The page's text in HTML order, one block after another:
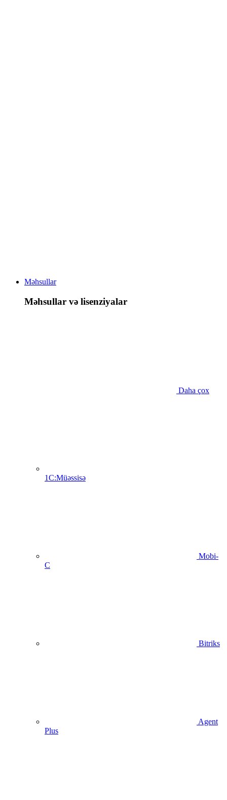
Məhsullar
Məhsullar və lisenziyalar
Daha çox
1C:Müəssisə
Mobi-
C
Bitriks
Agent
Plus